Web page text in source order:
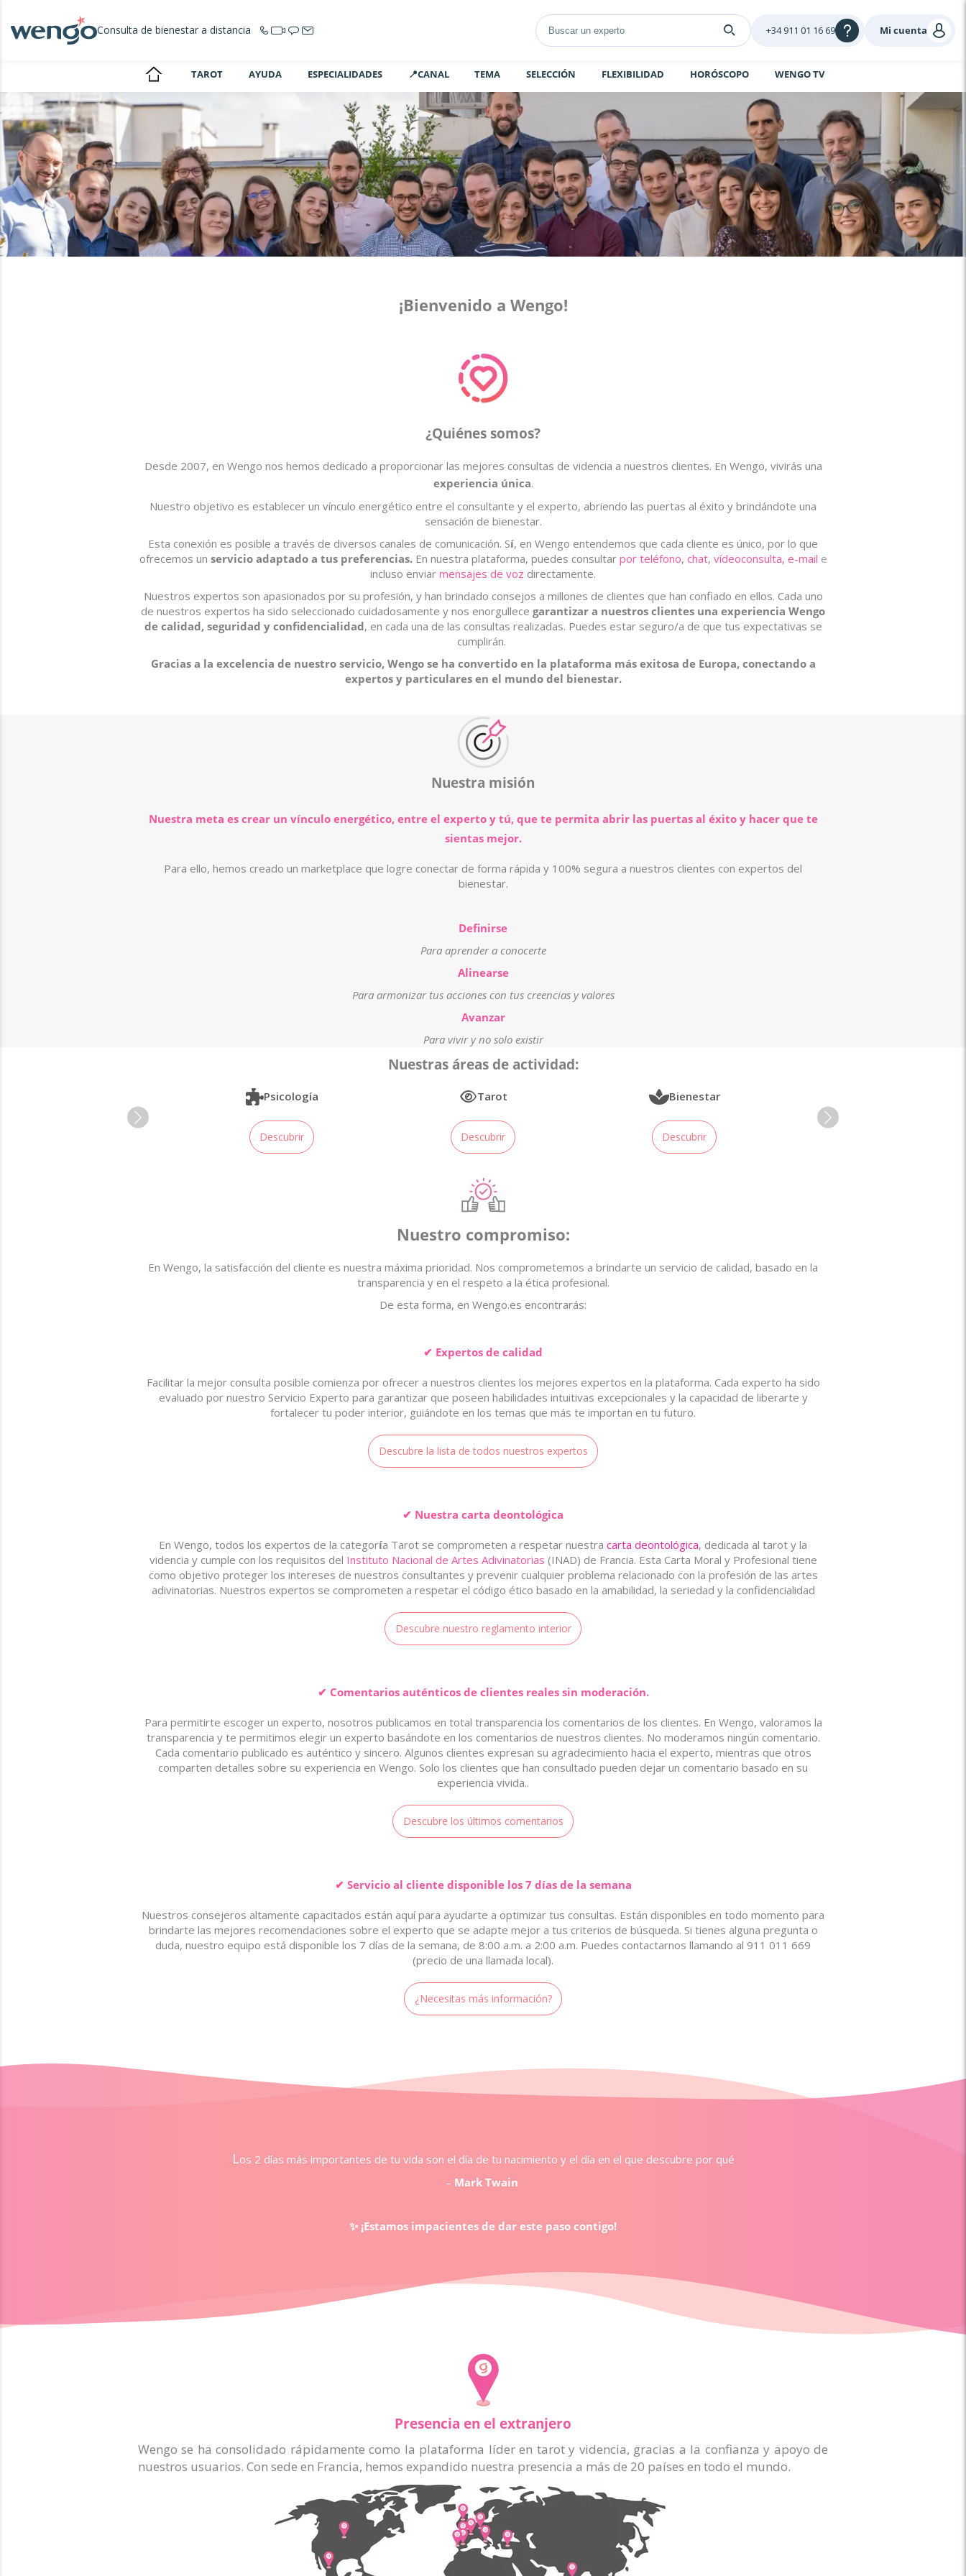
Consulta de bienestar a distancia Mi cuenta
+34 911 01 16 69
TAROT AYUDA ESPECIALIDADES 📍CANAL TEMA SELECCIÓN FLEXIBILIDAD HORÓSCOPO WENGO TV
¡Bienvenido a Wengo!
¿Quiénes somos?
Desde 2007, en Wengo nos hemos dedicado a proporcionar las mejores consultas de videncia a nuestros clientes. En Wengo, vivirás una
experiencia única.​
​Nuestro objetivo es establecer un vínculo energético entre el consultante y el experto, abriendo las puertas al éxito y brindándote una
sensación de bienestar.
​Esta conexión es posible a través de diversos canales de comunicación. Sí, en Wengo entendemos que cada cliente es único, por lo que
ofrecemos un servicio adaptado a tus preferencias.En nuestra plataforma, puedes consultar por teléfono, chat, vídeoconsulta, e-mail e
incluso enviar mensajes de voz directamente.​
Nuestros expertos son apasionados por su profesión, y han brindado consejos a millones de clientes que han confiado en ellos. Cada uno
de nuestros expertos ha sido seleccionado cuidadosamente y nos enorgullece garantizar a nuestros clientes una experiencia Wengo
de calidad, seguridad y confidencialidad, en cada una de las consultas realizadas. Puedes estar seguro/a de que tus expectativas se
cumplirán.
Gracias a la excelencia de nuestro servicio, Wengo se ha convertido en la plataforma más exitosa de Europa, conectando a
expertos y particulares en el mundo del bienestar.
Nuestra misión
​Nuestra meta es crear un vínculo energético, entre el experto y tú, que te permita abrir las puertas al éxito y hacer que te
sientas mejor.
Para ello, hemos creado un marketplace que logre conectar de forma rápida y 100% segura a nuestros clientes con expertos del
bienestar.
Definirse
Para aprender a conocerte
Alinearse
Para armonizar tus acciones con tus creencias y valores
Avanzar
Para vivir y no solo existir
Nuestras áreas de actividad:
Psicología
Descubrir
Tarot
Descubrir
Bienestar
Descubrir
Nuestro compromiso:
En Wengo, la satisfacción del cliente es nuestra máxima prioridad. Nos comprometemos a brindarte un servicio de calidad, basado en la
transparencia y en el respeto a la ética profesional.
De esta forma, en Wengo.es encontrarás:
✔ Expertos de calidad
Facilitar la mejor consulta posible comienza por ofrecer a nuestros clientes los mejores expertos en la plataforma. Cada experto ha sido
evaluado por nuestro Servicio Experto para garantizar que poseen habilidades intuitivas excepcionales y la capacidad de liberarte y
fortalecer tu poder interior, guiándote en los temas que más te importan en tu futuro.
Descubre la lista de todos nuestros expertos
✔ Nuestra carta deontológica
En Wengo, todos los expertos de la categoría Tarot se comprometen a respetar nuestra carta deontológica, dedicada al tarot y la
videncia y cumple con los requisitos del Instituto Nacional de Artes Adivinatorias (INAD) de Francia. Esta Carta Moral y Profesional tiene
como objetivo proteger los intereses de nuestros consultantes y prevenir cualquier problema relacionado con la profesión de las artes
adivinatorias. Nuestros expertos se comprometen a respetar el código ético basado en la amabilidad, la seriedad y la confidencialidad
Descubre nuestro reglamento interior
✔ Comentarios auténticos de clientes reales sin moderación.
Para permitirte escoger un experto, nosotros publicamos en total transparencia los comentarios de los clientes. En Wengo, valoramos la
transparencia y te permitimos elegir un experto basándote en los comentarios de nuestros clientes. No moderamos ningún comentario.
Cada comentario publicado es auténtico y sincero. Algunos clientes expresan su agradecimiento hacia el experto, mientras que otros
comparten detalles sobre su experiencia en Wengo. Solo los clientes que han consultado pueden dejar un comentario basado en su
experiencia vivida..
Descubre los últimos comentarios
✔ Servicio al cliente disponible los 7 días de la semana
Nuestros consejeros altamente capacitados están aquí para ayudarte a optimizar tus consultas. Están disponibles en todo momento para
brindarte las mejores recomendaciones sobre el experto que se adapte mejor a tus criterios de búsqueda. Si tienes alguna pregunta o
duda, nuestro equipo está disponible los 7 días de la semana, de 8:00 a.m. a 2:00 a.m. Puedes contactarnos llamando al 911 011 669
(precio de una llamada local).
¿Necesitas más información?
Los 2 días más importantes de tu vida son el día de tu nacimiento y el día en el que descubre por qué
– Mark Twain
✨ ¡Estamos impacientes de dar este paso contigo!
Presencia en el extranjero
Wengo se ha consolidado rápidamente como la plataforma líder en tarot y videncia, gracias a la confianza y apoyo de
nuestros usuarios. Con sede en Francia, hemos expandido nuestra presencia a más de 20 países en todo el mundo.